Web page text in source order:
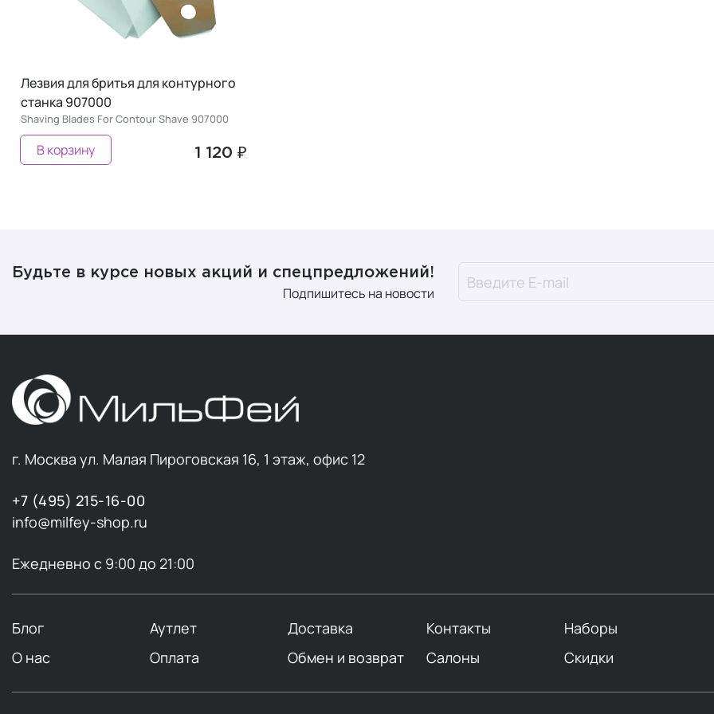
Лезвия для бритья для контурного
станка 907000
Shaving Blades For Contour Shave 907000
1 120 ₽
В корзину
Будьте в курсе новых акций и спецпредложений!
Подпишитесь на новости
г. Москва ул. Малая Пироговская 16, 1 этаж, офис 12
+7 (495) 215-16-00
info@milfey-shop.ru
Ежедневно с 9:00 до 21:00
Блог Аутлет Доставка Контакты
Наборы
О нас
Оплата Обмен и возврат Салоны Скидки